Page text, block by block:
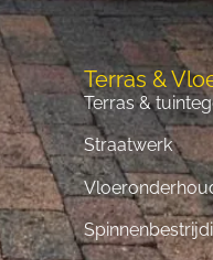
Terras &
Terras &
Straatwerk